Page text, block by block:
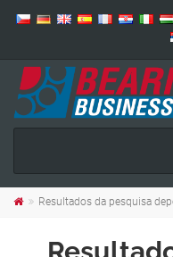
Resultados da pesquisa